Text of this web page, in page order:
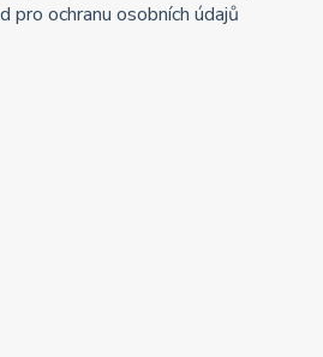
pro ochranu osobních údajů